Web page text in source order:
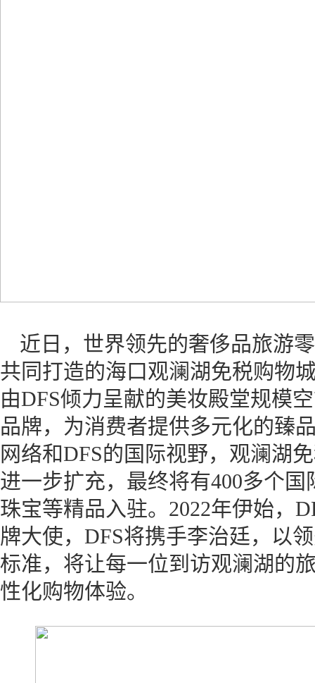
近日，世界领先的奢侈品旅游
共同打造的海口观澜湖免税购物
由DFS倾力呈献的美妆殿堂规模
品牌，为消费者提供多元化的臻
网络和DFS的国际视野，观澜湖
进一步扩充，最终将有400多个
珠宝等精品入驻。2022年伊始，
牌大使，DFS将携手李治廷，以
标准，将让每一位到访观澜湖的
性化购物体验。